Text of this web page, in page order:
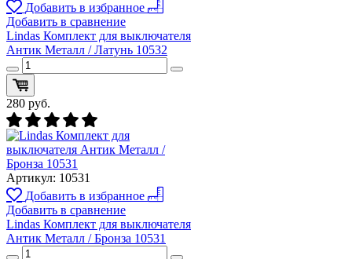
Добавить в избранное
Добавить в сравнение
Lindas Комплект для выключателя
Антик Металл / Латунь 10532
280 руб.
Артикул: 10531
Добавить в избранное
Добавить в сравнение
Lindas Комплект для выключателя
Антик Металл / Бронза 10531